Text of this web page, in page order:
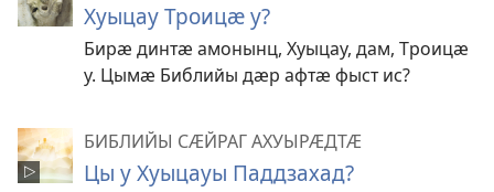
Хуыцау Троицӕ у?
Бирӕ динтӕ амонынц, Хуыцау, дам, Троицӕ
у. Цымӕ Библийы дӕр афтӕ фыст ис?
БИБЛИЙЫ СӔЙРАГ АХУЫРӔДТӔ
Цы у Хуыцауы Паддзахад?